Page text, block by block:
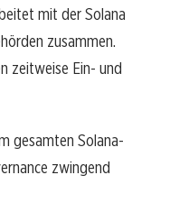
mit der Solana
zusammen.
zeitweise Ein- und
gesamten Solana-
zwingend